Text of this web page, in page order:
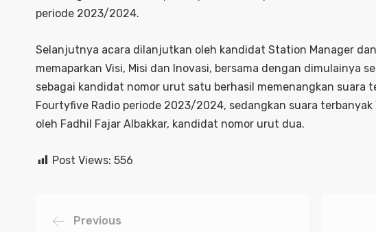
periode 2023/2024.
Selanjutnya acara dilanjutkan oleh kandidat Station Manager
memaparkan Visi, Misi dan Inovasi, bersama dengan dimulainya
sebagai kandidat nomor urut satu berhasil memenangkan suara
Fourtyfive Radio periode 2023/2024, sedangkan suara
oleh Fadhil Fajar Albakkar, kandidat nomor urut dua.
Post Views: 556
Previous